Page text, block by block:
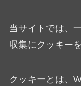
当サイトでは、
収集にクッキー
クッキーとは、